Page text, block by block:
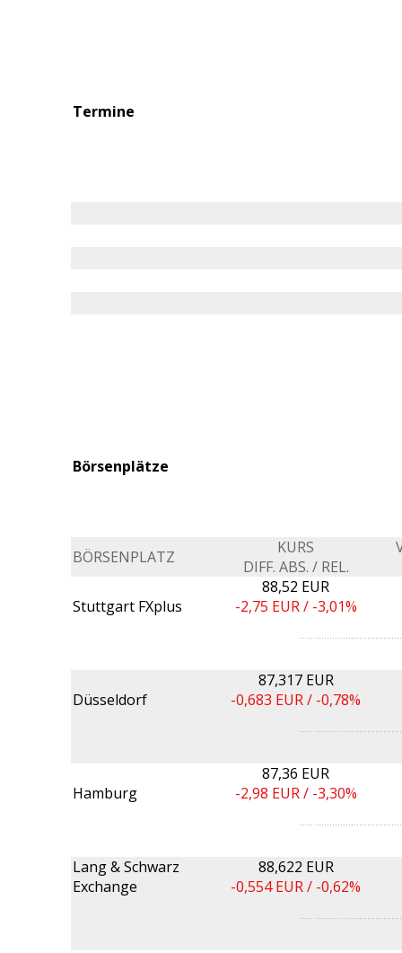
Termine
Börsenplätze
BÖRSENPLATZ
KURS
DIFF. ABS. / REL.
Stuttgart FXplus
88,52 EUR
-2,75 EUR / -3,01%
Düsseldorf
87,317 EUR
-0,683 EUR / -0,78%
Hamburg
87,36 EUR
-2,98 EUR / -3,30%
Lang & Schwarz
Exchange
88,622 EUR
-0,554EUR / -0,62%